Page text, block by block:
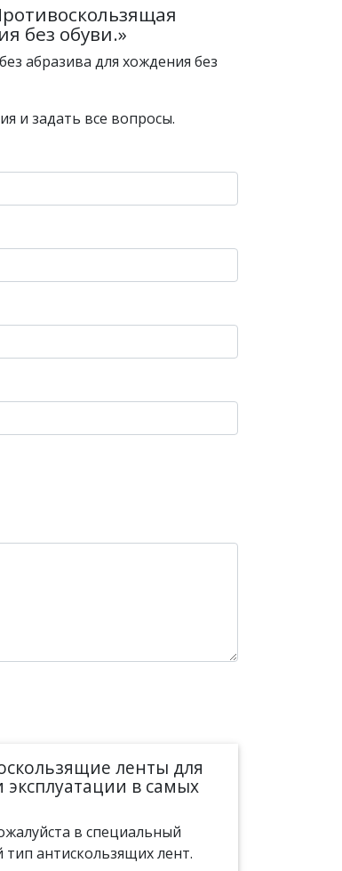
без обуви.»
абразива для хождения без
и задать все вопросы.
ленты для
в самых
в специальный
антискользящих лент.